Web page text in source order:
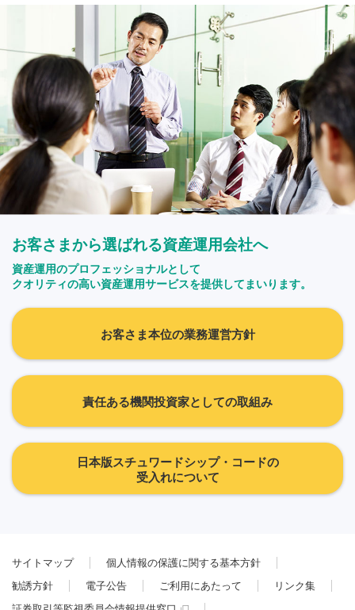
お客さまから選ばれる資産運用会社へ
資産運用のプロフェッショナルとして
クオリティの高い資産運用サービスを提供してまいります。
お客さま本位の業務運営方針
責任ある機関投資家としての取組み
日本版スチュワードシップ・コードの
受入れについて
サイトマップ
個人情報の保護に関する基本方針
勧誘方針
電子公告 ご利用にあたって
リンク集